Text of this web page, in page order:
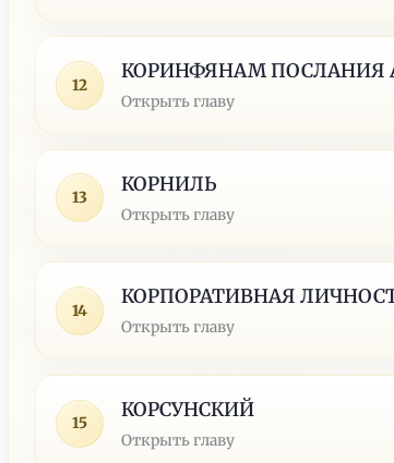
12
КОРИНФЯНАМ ПОСЛАНИЯ
Открыть главу
13
КОРНИЛЬ
Открыть главу
14
КОРПОРАТИВНАЯ
Открыть главу
15
КОРСУНСКИЙ
Открыть главу